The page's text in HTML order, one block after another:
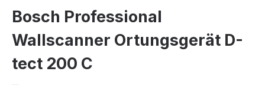
Bosch Professional
Wallscanner Ortungsgerät D-
tect 200 C